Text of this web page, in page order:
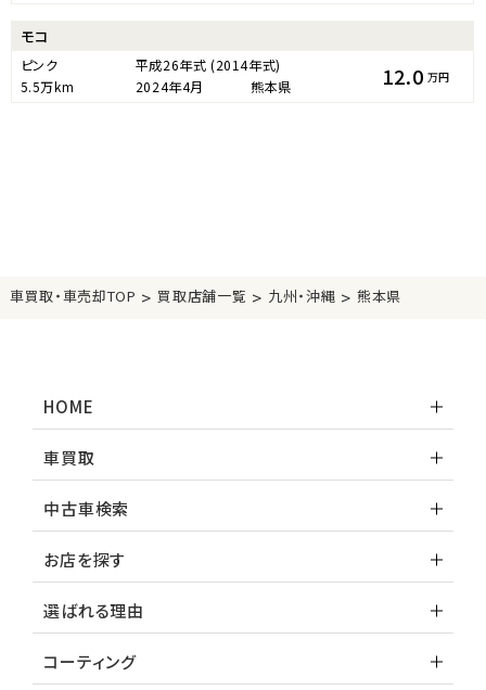
モコ
ピンク 平成26年式 (2014年式)
5.5万km
2024年4月 熊本県 12.0 万円
車買取・車売却TOP > 買取店舗一覧 > 九州・沖縄 > 熊本県
HOME
車買取
中古車検索
お店を探す
選ばれる理由
コーティング